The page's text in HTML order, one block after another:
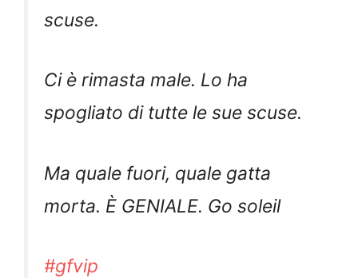
scuse.
Ci è rimasta male. Lo ha
spogliato di tutte le sue scuse.
Ma quale fuori, quale gatta
morta. È GENIALE. Go soleil
#gfvip